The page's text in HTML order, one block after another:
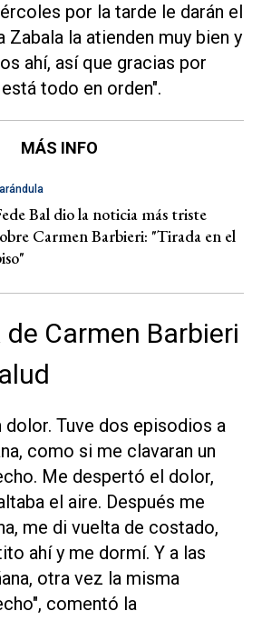
por la tarde le darán el
Zabala la atienden muy bien y
ahí, así que gracias por
todo en orden".
MÁS INFO
Bal dio la noticia más triste
Carmen Barbieri: "Tirada en el
Carmen Barbieri
dolor. Tuve dos episodios a
como si me clavaran un
Me despertó el dolor,
el aire. Después me
me di vuelta de costado,
ahí y me dormí. Y a las
otra vez la misma
comentó la